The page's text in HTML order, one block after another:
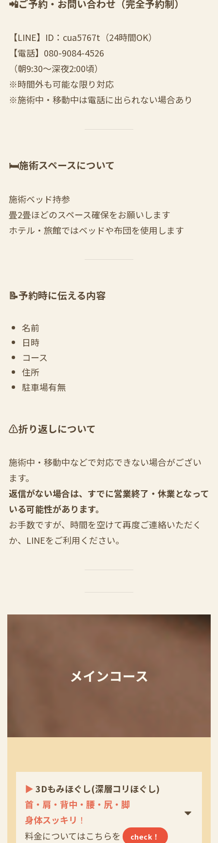
📲ご予約・お問い合わせ（完全予約制）
【LINE】ID：cua5767t（24時間OK）
【電話】080-9084-4526
（朝9:30〜深夜2:00頃）
※時間外も可能な限り対応
※施術中・移動中は電話に出られない場合あり
🛏施術スペースについて
施術ベッド持参
畳2畳ほどのスペース確保をお願いします
ホテル・旅館ではベッドや布団を使用します
📝予約時に伝える内容
名前
日時
コース
住所
駐車場有無
⚠️折り返しについて
施術中・移動中などで対応できない場合がござい
ます。
返信がない場合は、すでに営業終了・休業となって
いる可能性があります。
お手数ですが、時間を空けて再度ご連絡いただく
か、LINEをご利用ください。
メインコース
▶3Dもみほぐし(深層コリほぐし)
首・肩・背中・腰・尻・脚
身体スッキリ ！
料金についてはこちらを
check！